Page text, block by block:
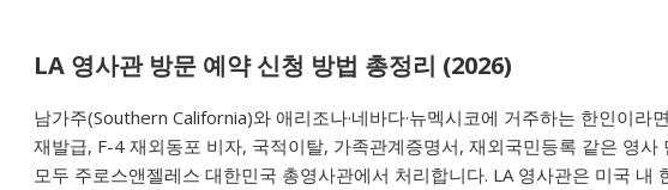
LA 영사관 방문 예약 신청 방법 총정리 (2026)
남가주(Southern California)와 애리조나·네바다·뉴멕시코에 거주하는 한인이라
재발급, F-4 재외동포 비자, 국적이탈, 가족관계증명서, 재외국민등록 같은 영사
모두 주로스앤젤레스 대한민국 총영사관에서 처리합니다. LA 영사관은 미국 내